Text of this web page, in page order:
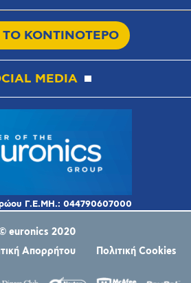
ΤΟ ΚΟΝΤΙΝΟΤΕΡΟ
MEDIA
euronics 2020
Απορρήτου Πολιτική Cookies